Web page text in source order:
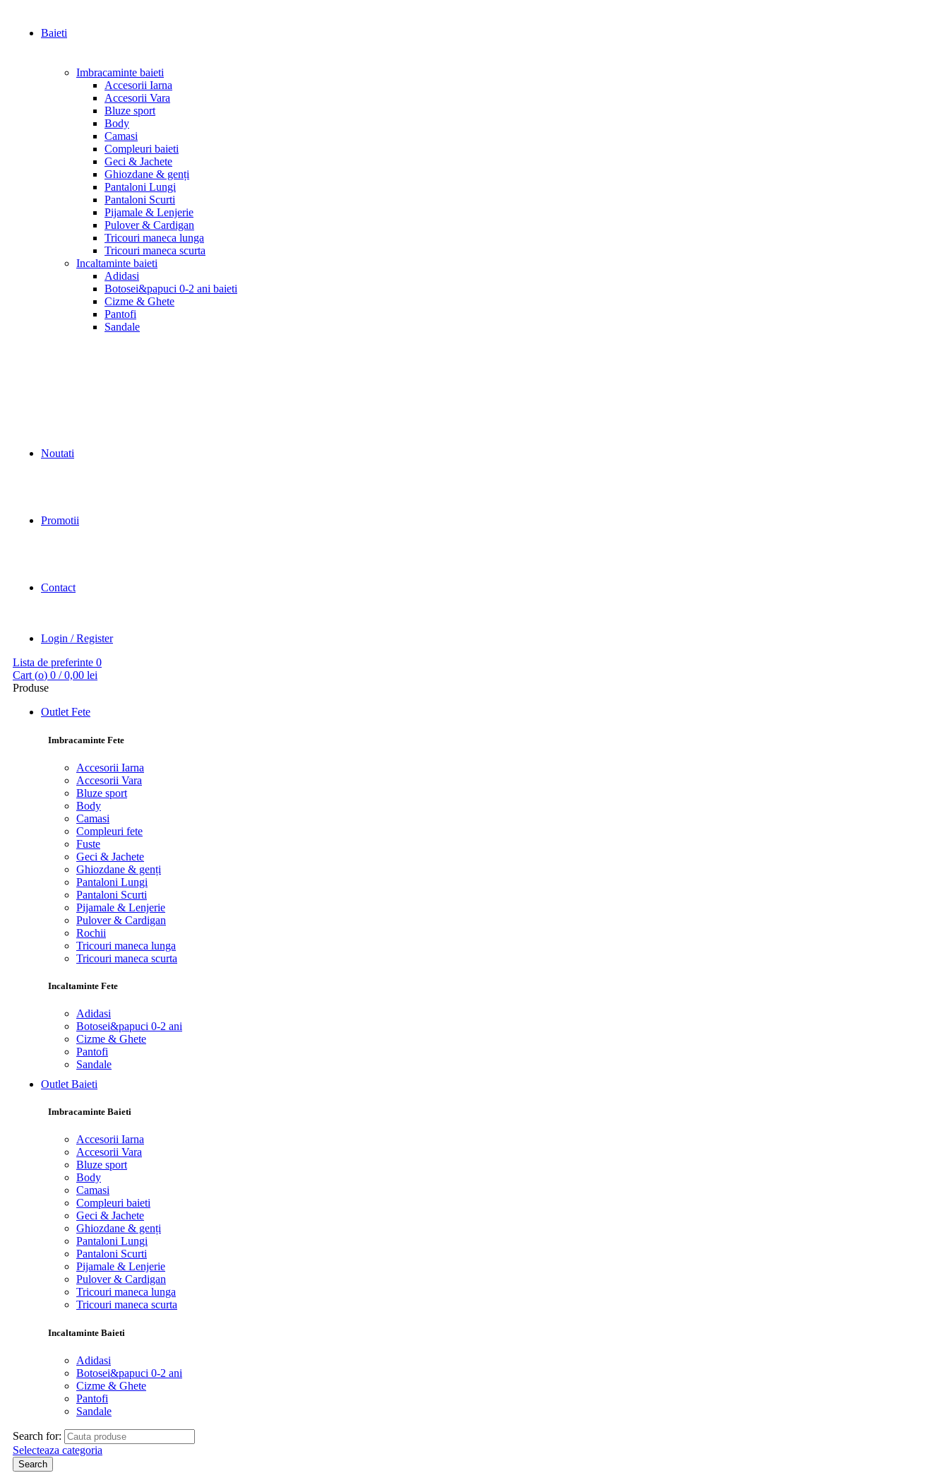
Baieti
Imbracaminte baieti
Accesorii Iarna
Accesorii Vara
Bluze sport
Body
Camasi
Compleuri baieti
Geci & Jachete
Ghiozdane & genți
Pantaloni Lungi
Pantaloni Scurti
Pijamale & Lenjerie
Pulover & Cardigan
Tricouri maneca lunga
Tricouri maneca scurta
Incaltaminte baieti
Adidasi
Botosei&papuci 0-2 ani baieti
Cizme & Ghete
Pantofi
Sandale
Noutati
Promotii
Contact
Login / Register
Lista de preferinte 0
Cart (o) 0 / 0,00 lei
Produse
Outlet Fete
Imbracaminte Fete
Accesorii Iarna
Accesorii Vara
Bluze sport
Body
Camasi
Compleuri fete
Fuste
Geci & Jachete
Ghiozdane & genți
Pantaloni Lungi
Pantaloni Scurti
Pijamale & Lenjerie
Pulover & Cardigan
Rochii
Tricouri maneca lunga
Tricouri maneca scurta
Incaltaminte Fete
Adidasi
Botosei&papuci 0-2 ani
Cizme & Ghete
Pantofi
Sandale
Outlet Baieti
Imbracaminte Baieti
Accesorii Iarna
Accesorii Vara
Bluze sport
Body
Camasi
Compleuri baieti
Geci & Jachete
Ghiozdane & genți
Pantaloni Lungi
Pantaloni Scurti
Pijamale & Lenjerie
Pulover & Cardigan
Tricouri maneca lunga
Tricouri maneca scurta
Incaltaminte Baieti
Adidasi
Botosei&papuci 0-2 ani
Cizme & Ghete
Pantofi
Sandale
Search for:
Selecteaza categoria
Search